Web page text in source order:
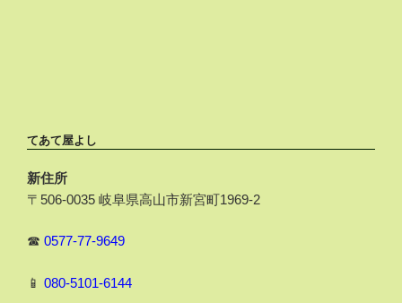
てあて屋よし
新住所
〒506-0035 岐阜県高山市新宮町1969-2
☎ 0577-77-9649
📱 080-5101-6144